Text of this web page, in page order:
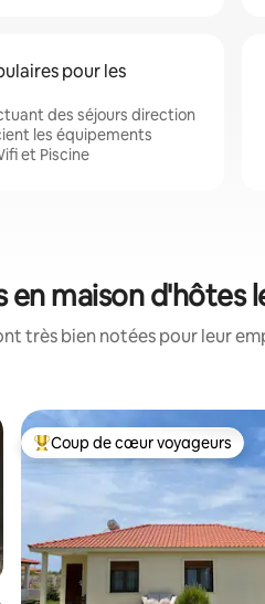
pour les
des séjours direction
les équipements
et Piscine
maison d'hôtes
très bien notées pour leur
Coups de cœur voyageurs les
Coup de cœur voyageurs